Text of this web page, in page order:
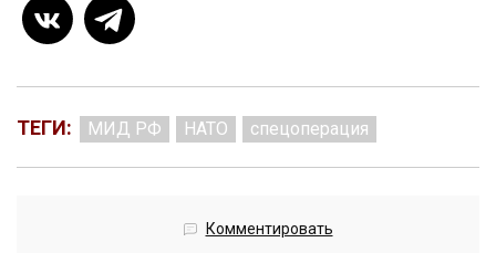
ТЕГИ: МИД РФ НАТО спецоперация
Комментировать